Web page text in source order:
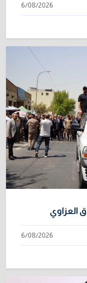
6/08/2026
العزاوي
6/08/2026